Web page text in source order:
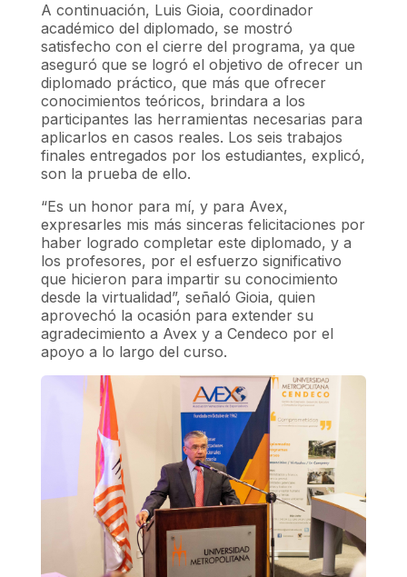
A continuación, Luis Gioia, coordinador
académico del diplomado, se mostró
satisfecho con el cierre del programa, ya que
aseguró que se logró el objetivo de ofrecer un
diplomado práctico, que más que ofrecer
conocimientos teóricos, brindara a los
participantes las herramientas necesarias para
aplicarlos en casos reales. Los seis trabajos
finales entregados por los estudiantes, explicó,
son la prueba de ello.
“Es un honor para mí, y para Avex,
expresarles mis más sinceras felicitaciones por
haber logrado completar este diplomado, y a
los profesores, por el esfuerzo significativo
que hicieron para impartir su conocimiento
desde la virtualidad”, señaló Gioia, quien
aprovechó la ocasión para extender su
agradecimiento a Avex y a Cendeco por el
apoyo a lo largo del curso.